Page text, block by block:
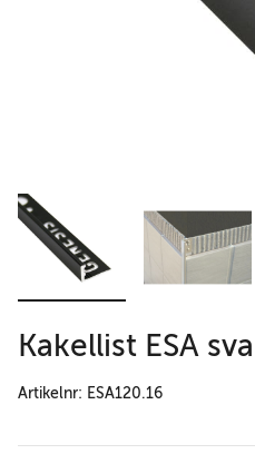
Kakellist ESA
Artikelnr: ESA120.16